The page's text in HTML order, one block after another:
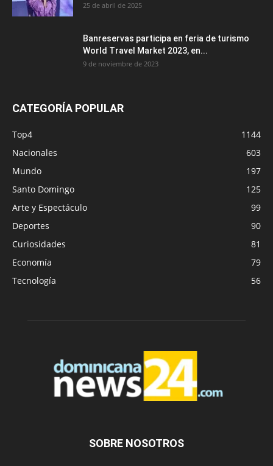
25 de abril de 2025
Banreservas participa en feria de turismo
World Travel Market 2023, en...
9 de noviembre de 2023
CATEGORÍA POPULAR
Top4
1144
Nacionales
603
Mundo
197
Santo Domingo
125
Arte y Espectáculo
99
Deportes
90
Curiosidades
81
Economía
79
Tecnología
56
SOBRE NOSOTROS